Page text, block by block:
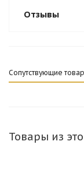
Отзывы
Сопутствующие
Товары из